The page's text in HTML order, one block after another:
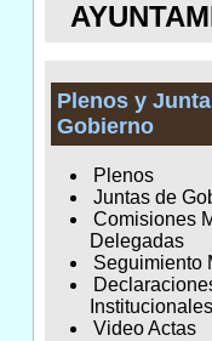
Plenos y
Gobierno
Plenos
Juntas de
Comisiones
Delegadas
Seguimiento
Institucionales
Video Actas